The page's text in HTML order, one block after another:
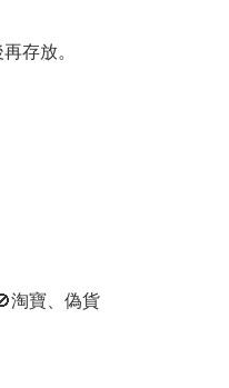
存放。
淘寶、偽貨